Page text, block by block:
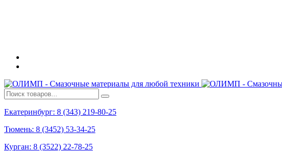
Екатеринбург: 8 (343) 219-80-25
Тюмень: 8 (3452) 53-34-25
Курган: 8 (3522) 22-78-25